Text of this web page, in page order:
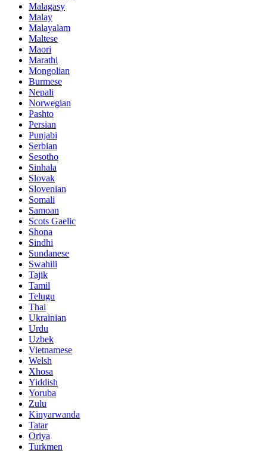
Malagasy
Malay
Malayalam
Maltese
Maori
Marathi
Mongolian
Burmese
Nepali
Norwegian
Pashto
Persian
Punjabi
Serbian
Sesotho
Sinhala
Slovak
Slovenian
Somali
Samoan
Scots Gaelic
Shona
Sindhi
Sundanese
Swahili
Tajik
Tamil
Telugu
Thai
Ukrainian
Urdu
Uzbek
Vietnamese
Welsh
Xhosa
Yiddish
Yoruba
Zulu
Kinyarwanda
Tatar
Oriya
Turkmen